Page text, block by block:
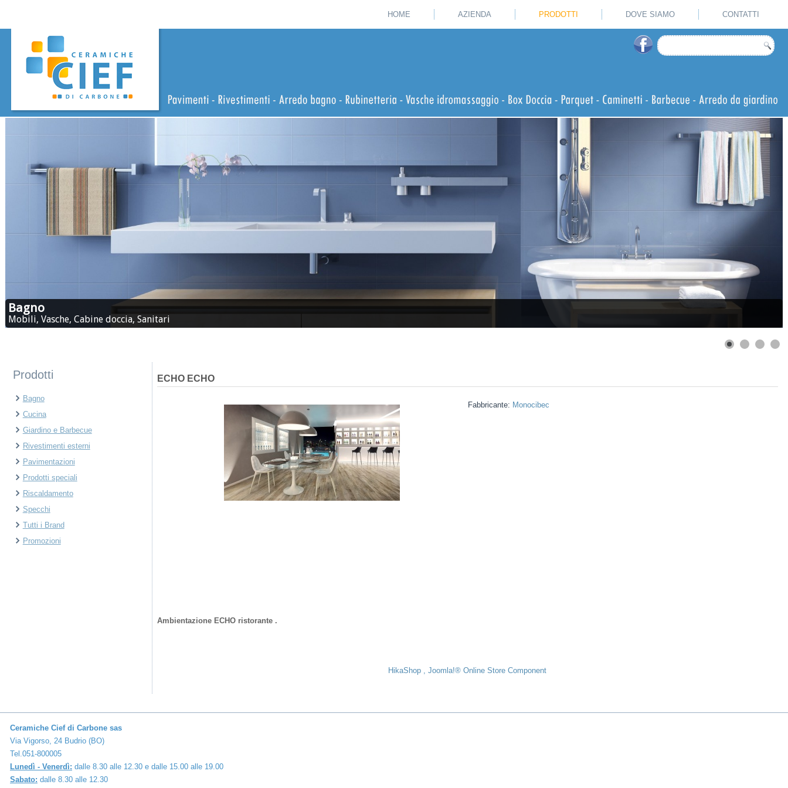
HOME AZIENDA PRODOTTI DOVE SIAMO CONTATTI
Bagno
Mobili, Vasche, Cabine doccia, Sanitari
Prodotti
Bagno
Cucina
Giardino e Barbecue
Rivestimenti esterni
Pavimentazioni
Prodotti speciali
Riscaldamento
Specchi
Tutti i Brand
Promozioni
ECHO ECHO
Fabbricante: Monocibec
Ambientazione ECHO ristorante .
HikaShop , Joomla!® Online Store Component
Ceramiche Cief di Carbone sas
Via Vigorso, 24 Budrio (BO)
Tel.051-800005
Lunedì - Venerdì: dalle 8.30 alle 12.30 e dalle 15.00 alle 19.00
Sabato: dalle 8.30 alle 12.30